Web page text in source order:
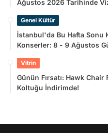
Ağustos 2026 Tarihinde
Genel Kültür
İstanbul'da Bu Hafta Sonu
Konserler: 8 - 9 Ağustos
Vitrin
Günün Fırsatı: Hawk
Koltuğu İndirimde!